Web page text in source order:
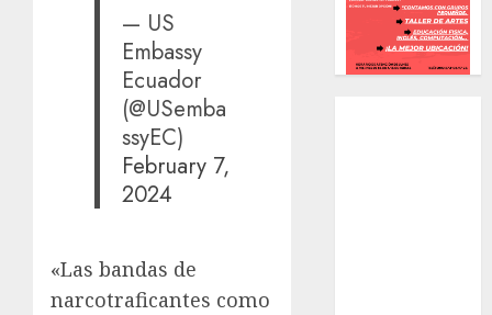
— US
Embassy
Ecuador
(@USemba
ssyEC)
February 7,
2024
«Las bandas de
narcotraficantes como